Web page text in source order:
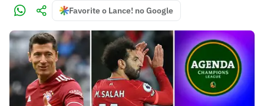
Favorite o Lance! no Google